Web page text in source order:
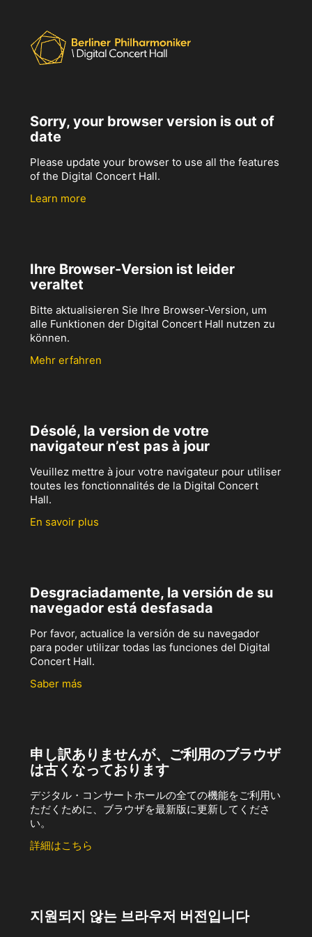
Sorry, your browser version is out of
date
Please update your browser to use all the features
of the Digital Concert Hall.
Learn more
Ihre Browser-Version ist leider
veraltet
Bitte aktualisieren Sie Ihre Browser-Version, um
alle Funktionen der Digital Concert Hall nutzen zu
können.
Mehr erfahren
Désolé, la version de votre
navigateur n’est pas à jour
Veuillez mettre à jour votre navigateur pour utiliser
toutes les fonctionnalités de la Digital Concert
Hall.
En savoir plus
Desgraciadamente, la versión de su
navegador está desfasada
Por favor, actualice la versión de su navegador
para poder utilizar todas las funciones del Digital
Concert Hall.
Saber más
申し訳ありませんが、ご利用のブラウザ
は古くなっております
デジタル・コンサートホールの全ての機能をご利用い
ただくために、ブラウザを最新版に更新してくださ
い。
詳細はこちら
지원되지 않는 브라우저 버전입니다